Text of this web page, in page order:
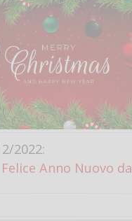
2022:
Anno Nuovo